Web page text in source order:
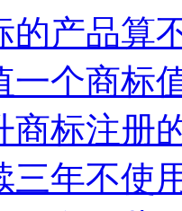
的产品算
一个商标
商标注册
三年不使